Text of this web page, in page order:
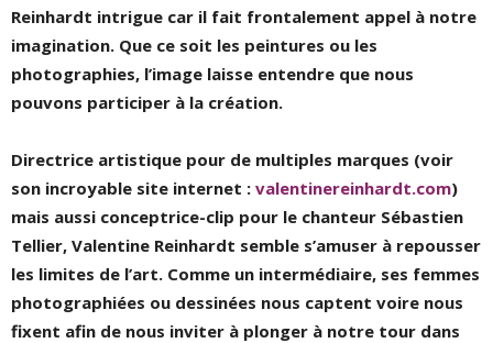
Reinhardt intrigue car il fait frontalement appel à notre
imagination. Que ce soit les peintures ou les
photographies, l’image laisse entendre que nous
pouvons participer à la création.
Directrice artistique pour de multiples marques (voir
son incroyable site internet : valentinereinhardt.com)
mais aussi conceptrice-clip pour le chanteur Sébastien
Tellier, Valentine Reinhardt semble s’amuser à repousser
les limites de l’art. Comme un intermédiaire, ses femmes
photographiées ou dessinées nous captent voire nous
fixent afin de nous inviter à plonger à notre tour dans